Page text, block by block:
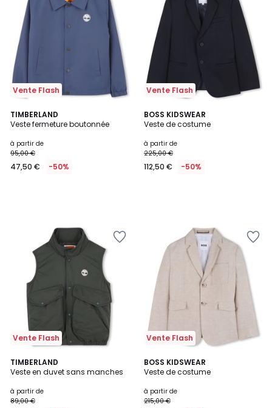
Vente Flash
TIMBERLAND
Veste fermeture boutonnée
à partir de
95,00 €
47,50 € -50%
Vente Flash
BOSS KIDSWEAR
Veste de costume
à partir de
225,00 €
112,50 € -50%
Vente Flash
TIMBERLAND
Veste en duvet sans manches
à partir de
89,00 €
Vente Flash
BOSS KIDSWEAR
Veste de costume
à partir de
215,00 €